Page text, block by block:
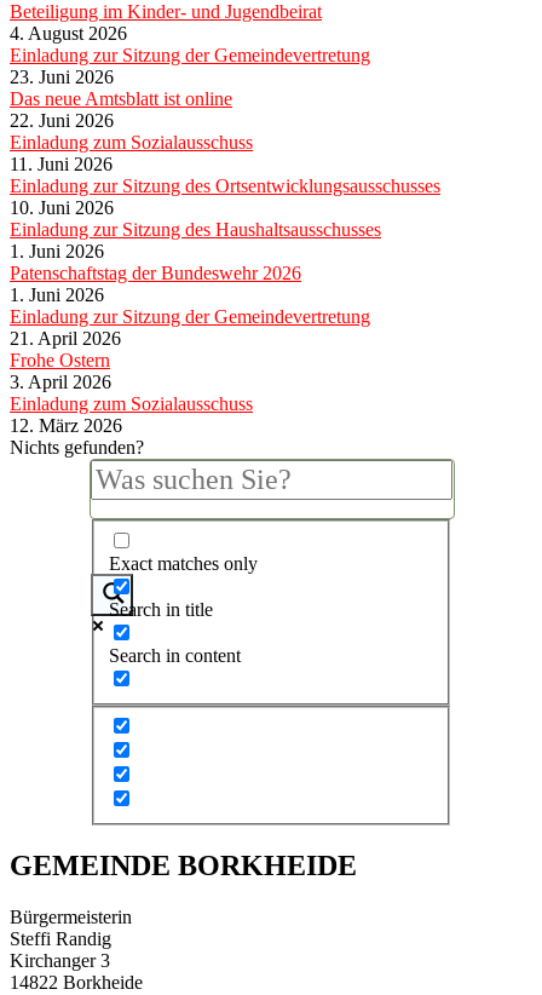
Beteiligung im Kinder- und Jugendbeirat
4. August 2026
Einladung zur Sitzung der Gemeindevertretung
23. Juni 2026
Das neue Amtsblatt ist online
22. Juni 2026
Einladung zum Sozialausschuss
11. Juni 2026
Einladung zur Sitzung des Ortsentwicklungsausschusses
10. Juni 2026
Einladung zur Sitzung des Haushaltsausschusses
1. Juni 2026
Patenschaftstag der Bundeswehr 2026
1. Juni 2026
Einladung zur Sitzung der Gemeindevertretung
21. April 2026
Frohe Ostern
3. April 2026
Einladung zum Sozialausschuss
12. März 2026
Nichts gefunden?
Exact matches only
Search in title
Search in content
GEMEINDE BORKHEIDE
Bürgermeisterin
Steffi Randig
Kirchanger 3
14822 Borkheide